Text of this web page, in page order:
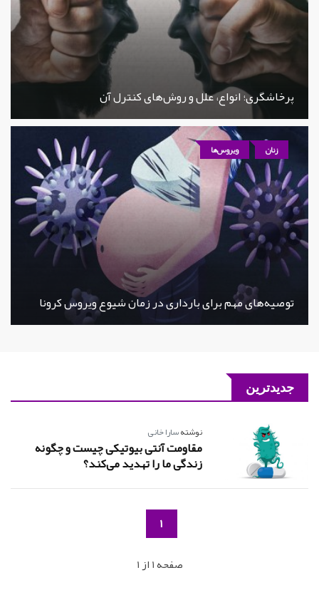
پرخاشگری؛ انواع، علل و روش‌های کنترل آن
زنان ویروس‌ها
توصیه‌های مهم برای بارداری در زمان شیوع ویروس کرونا
جدیدترین
نوشتهسارا خانی
مقاومت آنتی بیوتیکی چیست و چگونه
زندگی ما را تهدید می‌کند؟
1
صفحه 1 از 1